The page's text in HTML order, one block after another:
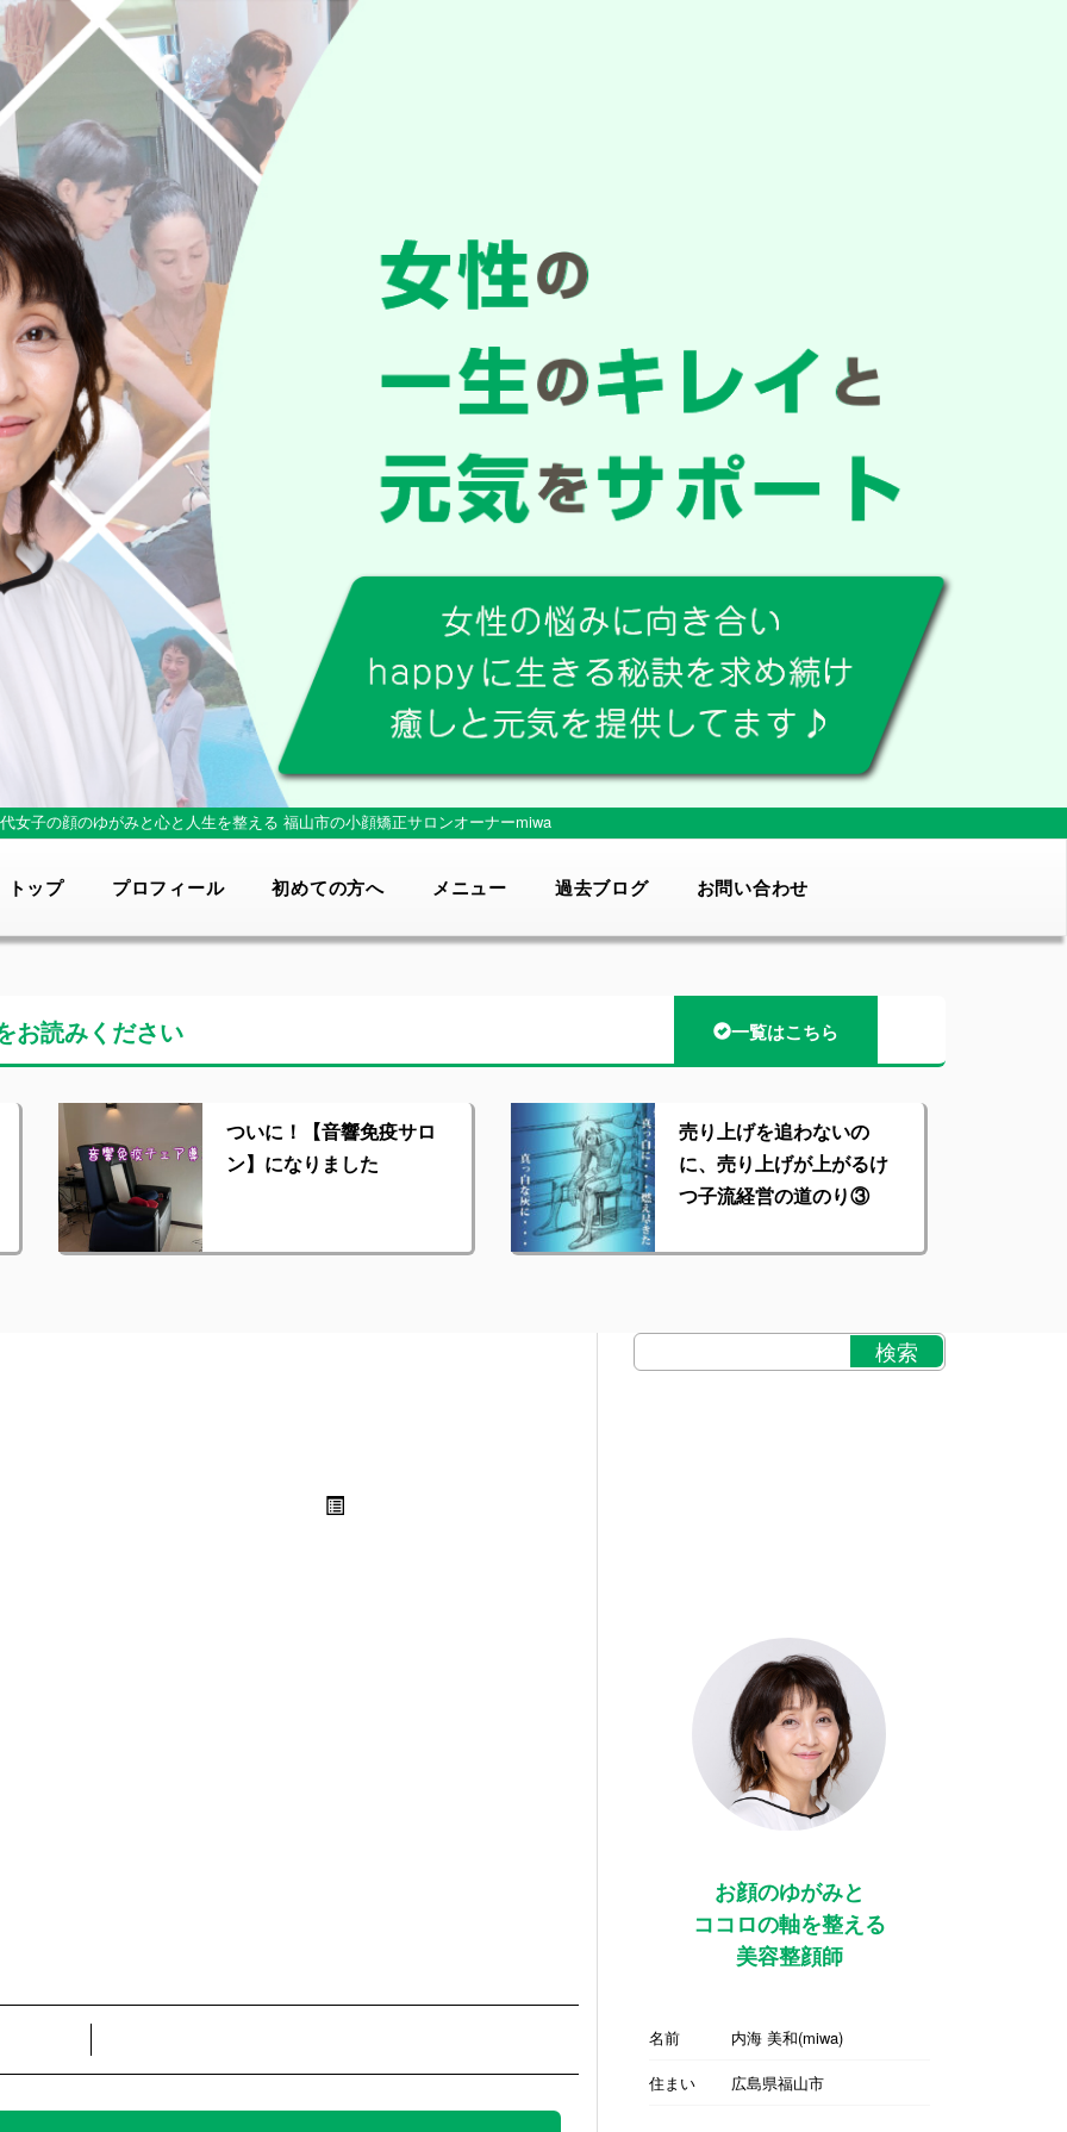
女子の顔のゆがみと心と人生を整える 福山市の小顔矯正サロンオーナーmiwa
トップ プロフィール 初めての方へ メニュー 過去ブログ お問い合わせ
お読みください 一覧はこちら
ついに！【音響免疫サロ
ン】になりました
売り上げを追わないの
に、売り上げが上がるけ
つ子流経営の道のり③
お顔のゆがみと
ココロの軸を整える
美容整顔師
名前
内海 美和(miwa)
住まい
広島県福山市